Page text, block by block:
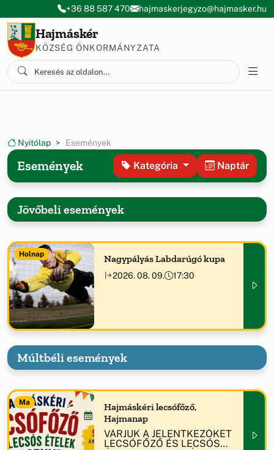
Ugrás a menüre
Ugrás a tartalomra
+36 88 587 470 hajmaskerjegyzo@hajmasker.hu
Hajmáskér
KÖZSÉG ÖNKORMÁNYZATA
Nyitólap Események
Események Kategória Naptár
Jövőbeli események
Holnap Nagypályás Labdarúgó kupa
2026. 08. 09. 17:30
Múltbéli események
Ma
Hajmáskéri lecsófőző,
Hajmanap
VÁRJUK A JELENTKEZŐKET
LECSÓFŐZŐ ÉS LECSÓS